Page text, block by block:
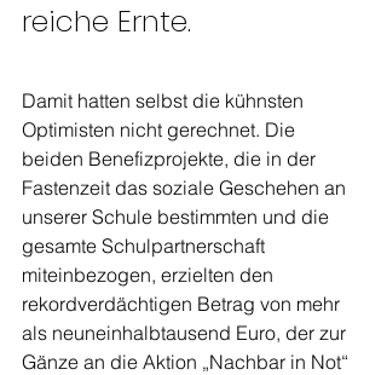
reiche Ernte.
Damit hatten selbst die kühnsten
Optimisten nicht gerechnet. Die
beiden Benefizprojekte, die in der
Fastenzeit das soziale Geschehen an
unserer Schule bestimmten und die
gesamte Schulpartnerschaft
miteinbezogen, erzielten den
rekordverdächtigen Betrag von mehr
als neuneinhalbtausend Euro, der zur
Gänze an die Aktion „Nachbar in Not“